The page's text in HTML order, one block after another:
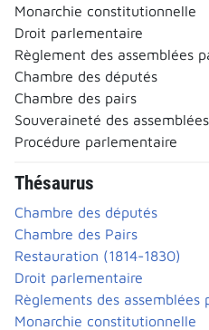
Monarchie constitutionnelle
Droit parlementaire
Règlement des assemblées
Chambre des députés
Chambre des pairs
Souveraineté des assemblées
Procédure parlementaire
Thésaurus
Chambre des députés
Chambre des Pairs
Restauration (1814-1830)
Droit parlementaire
Règlements des assemblées
Monarchie constitutionnelle